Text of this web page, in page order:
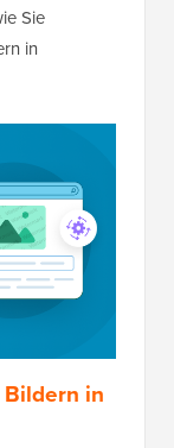
Sie
in
Bildern in